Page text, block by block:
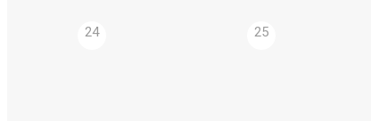
24 25